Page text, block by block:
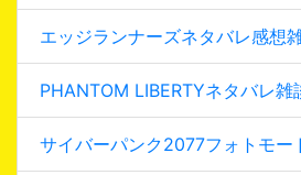
エッジランナーズネタバレ感想
PHANTOM LIBERTYネタバレ雑
サイバーパンク2077フォトモー